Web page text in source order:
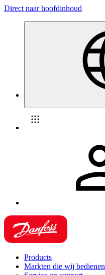
Direct naar hoofdinhoud
Products
Markten die wij bedienen